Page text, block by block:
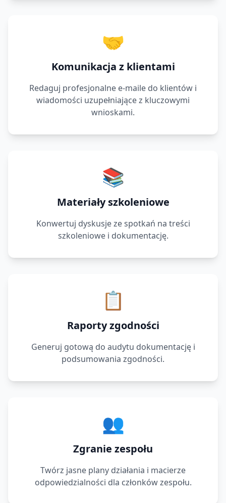
🤝
Komunikacja z klientami
Redaguj profesjonalne e-maile do klientów i
wiadomości uzupełniające z kluczowymi
wnioskami.
📚
Materiały szkoleniowe
Konwertuj dyskusje ze spotkań na treści
szkoleniowe i dokumentację.
📋
Raporty zgodności
Generuj gotową do audytu dokumentację i
podsumowania zgodności.
👥
Zgranie zespołu
Twórz jasne plany działania i macierze
odpowiedzialności dla członków zespołu.